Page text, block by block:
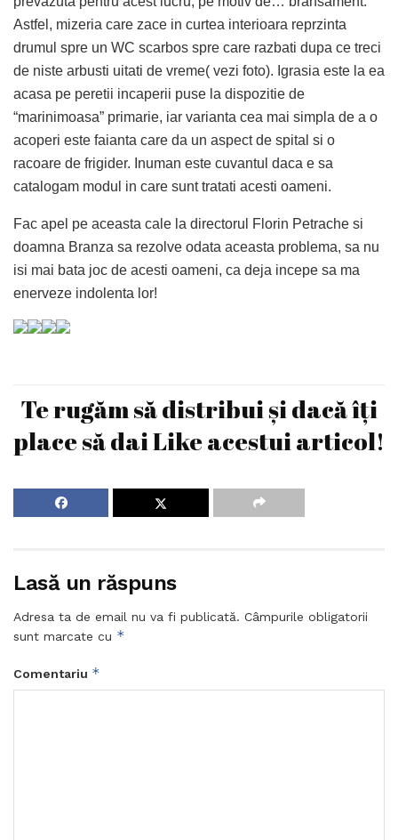
Astfel, mizeria care zace in curtea interioara reprzinta
drumul spre un WC scarbos spre care razbati dupa ce treci
de niste arbusti uitati de vreme( vezi foto). Igrasia este la ea
acasa pe peretii incaperii puse la dispozitie de
“marinimoasa” primarie, iar varianta cea mai simpla de a o
acoperi este faianta care da un aspect de spital si o
racoare de frigider. Inuman este cuvantul daca e sa
catalogam modul in care sunt tratati acesti oameni.
Fac apel pe aceasta cale la directorul Florin Petrache si
doamna Branza sa rezolve odata aceasta problema, sa nu
isi mai bata joc de acesti oameni, ca deja incepe sa ma
enerveze indolenta lor!
Te rugăm să distribui și dacă îți
place să dai Like acestui articol!
Lasă un răspuns
Adresa ta de email nu va fi publicată. Câmpurile obligatorii
sunt marcate cu *
Comentariu *